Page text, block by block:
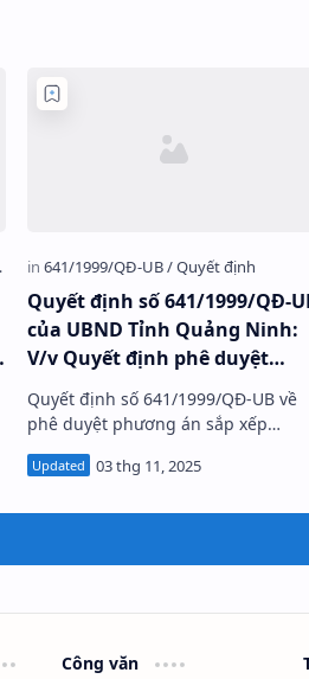
Quyết định số 641/1999/QĐ-
của UBND Tỉnh Quảng Ninh:
V/v Quyết định phê duyệt
phương án xắp xếp doanh
nghiệp Nhà nước của tỉnh
năm 1999 theo chỉ thị
20/1998/CT-TTg của Thủ tướng
Quyết định số 641/1999/QĐ-UB về
phê duyệt phương án sắp xếp
doanh nghiệp Nhà nước của tỉnh
Quảng Ninh năm 1999 theo Chỉ thị
Công văn